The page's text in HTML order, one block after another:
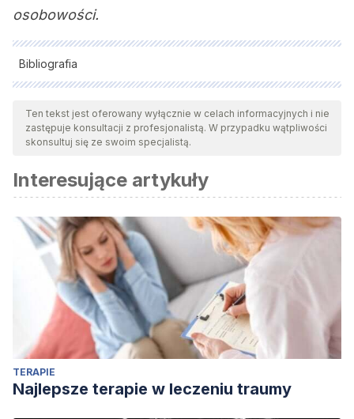
osobowości.
Bibliografia
Wszystkie cytowane źródła zostały gruntownie
przeanalizowane przez nasz zespół w celu zapewnienia ich
jakości, wiarygodności, aktualności i ważności. Bibliografia
względem naukowym lub akademickim.
Punset, E. (2005).El viaje a la felicidad. [ebook] Barcelona.
López Palenzuela, D. (s.f.) Psicología de la personalidad.
Ten tekst jest oferowany wyłącznie w celach informacyjnych i nie
zastępuje konsultacji z profesjonalistą. W przypadku wątpliwości
skonsultuj się ze swoim specjalistą.
Interesujące artykuły
TERAPIE
Najlepsze terapie w leczeniu traumy